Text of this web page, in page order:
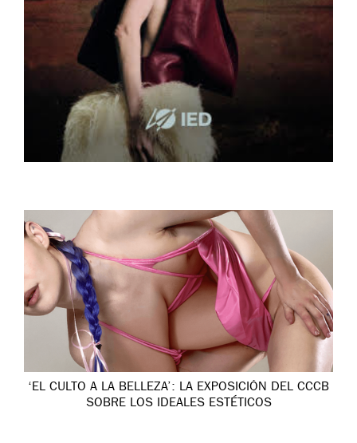
‘EL CULTO A LA BELLEZA’: LA EXPOSICIÓN DEL CCCB
SOBRE LOS IDEALES ESTÉTICOS